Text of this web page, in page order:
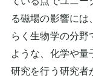
る磁場の影響に
らく生物学の分
ような、化学や量
研究を行う研究者